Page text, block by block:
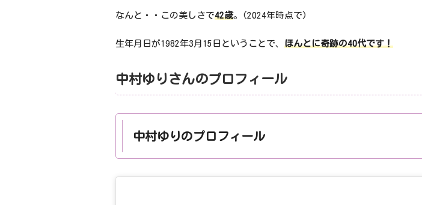
なんと・・この美しさで42歳。(2024年時点で)
生年月日が1982年3月15日ということで、 ほんとに奇跡の40代です！
中村ゆりさんのプロフィール
中村ゆりのプロフィール